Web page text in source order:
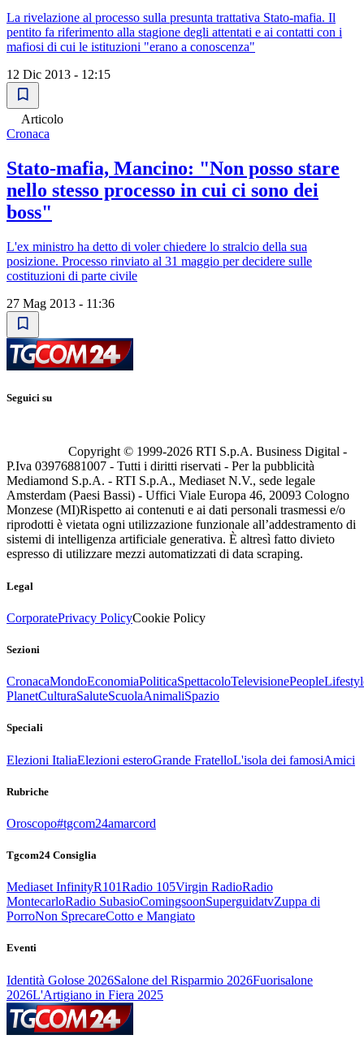
La rivelazione al processo sulla presunta trattativa Stato-mafia. Il
pentito fa riferimento alla stagione degli attentati e ai contatti con i
mafiosi di cui le istituzioni "erano a conoscenza"
12 Dic 2013 - 12:15
Articolo
Cronaca
Stato-mafia, Mancino: "Non posso stare
nello stesso processo in cui ci sono dei
boss"
L'ex ministro ha detto di voler chiedere lo stralcio della sua
posizione. Processo rinviato al 31 maggio per decidere sulle
costituzioni di parte civile
27 Mag 2013 - 11:36
Seguici su
Copyright © 1999-2026 RTI S.p.A. Business Digital -
P.Iva 03976881007 - Tutti i diritti riservati - Per la pubblicità
Mediamond S.p.A. - RTI S.p.A., Mediaset N.V., sede legale
Amsterdam (Paesi Bassi) - Uffici Viale Europa 46, 20093 Cologno
Monzese (MI)Rispetto ai contenuti e ai dati personali trasmessi e/o
riprodotti è vietata ogni utilizzazione funzionale all’addestramento di
sistemi di intelligenza artificiale generativa. È altresì fatto divieto
espresso di utilizzare mezzi automatizzati di data scraping.
Legal
CorporatePrivacy PolicyCookie Policy
Sezioni
CronacaMondoEconomiaPoliticaSpettacoloTelevisionePeople
PlanetCulturaSaluteScuolaAnimaliSpazio
Speciali
Elezioni ItaliaElezioni esteroGrande FratelloL'isola dei famosiAmici
Rubriche
Oroscopo#tgcom24amarcord
Tgcom24 Consiglia
Mediaset InfinityR101Radio 105Virgin RadioRadio
MontecarloRadio SubasioComingsoonSuperguidatvZuppa di
PorroNon SprecareCotto e Mangiato
Eventi
Identità Golose 2026Salone del Risparmio 2026Fuorisalone
2026L'Artigiano in Fiera 2025